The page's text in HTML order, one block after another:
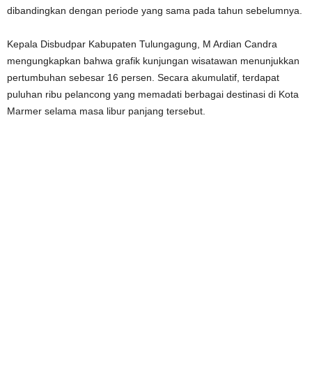
dibandingkan dengan periode yang sama pada tahun sebelumnya.
Kepala Disbudpar Kabupaten Tulungagung, M Ardian Candra
mengungkapkan bahwa grafik kunjungan wisatawan menunjukkan
pertumbuhan sebesar 16 persen. Secara akumulatif, terdapat
puluhan ribu pelancong yang memadati berbagai destinasi di Kota
Marmer selama masa libur panjang tersebut.